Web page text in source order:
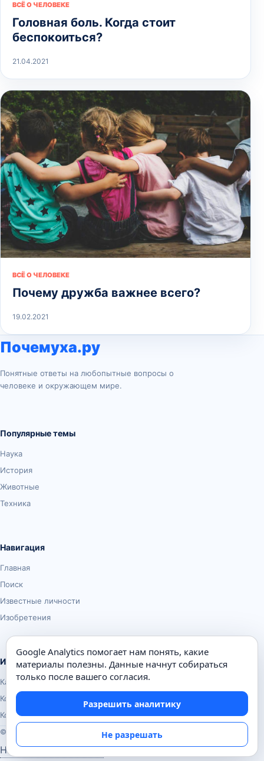
ВСЁ О ЧЕЛОВЕКЕ
Головная боль. Когда стоит
беспокоиться?
21.04.2021
ВСЁ О ЧЕЛОВЕКЕ
Почему дружба важнее всего?
19.02.2021
Почемуха.ру
Понятные ответы на любопытные вопросы о
человеке и окружающем мире.
Популярные темы
Наука
История
Животные
Техника
Навигация
Главная
Поиск
Известные личности
Изобретения
Информация
Карта сайта
Контакты
Конфиденциальность
© Почемуха.ру, 2010–2026
Настройки аналитики
Google Analytics помогает нам понять, какие
материалы полезны. Данные начнут собираться
только после вашего согласия.
Разрешить аналитику
Не разрешать